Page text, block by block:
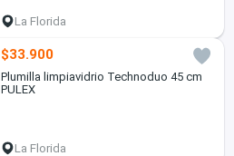
La Florida
$33.900
Plumilla limpiavidrio Technoduo 45 cm
PULEX
La Florida